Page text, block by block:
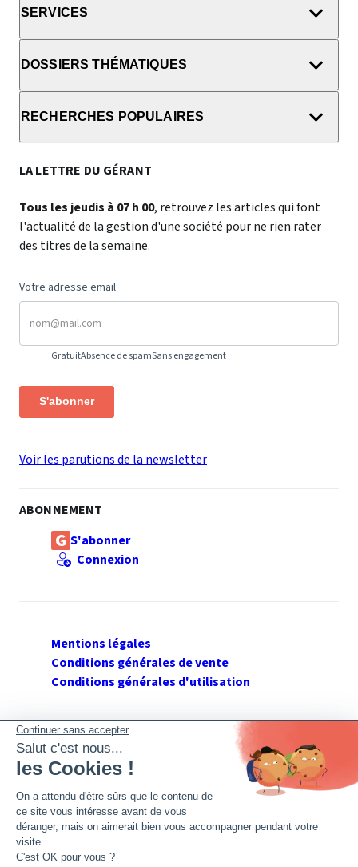
SERVICES
DOSSIERS THÉMATIQUES
RECHERCHES POPULAIRES
LA LETTRE DU GÉRANT
Tous les jeudis à 07 h 00, retrouvez les articles qui font
l'actualité de la gestion d'une société pour ne rien rater
des titres de la semaine.
Votre adresse email
GratuitAbsence de spamSans engagement
S'abonner
Voir les parutions de la newsletter
ABONNEMENT
S'abonner
Connexion
Mentions légales
Conditions générales de vente
Conditions générales d'utilisation
SUIVEZ GERANT DE SARL
Twitter
Facebook